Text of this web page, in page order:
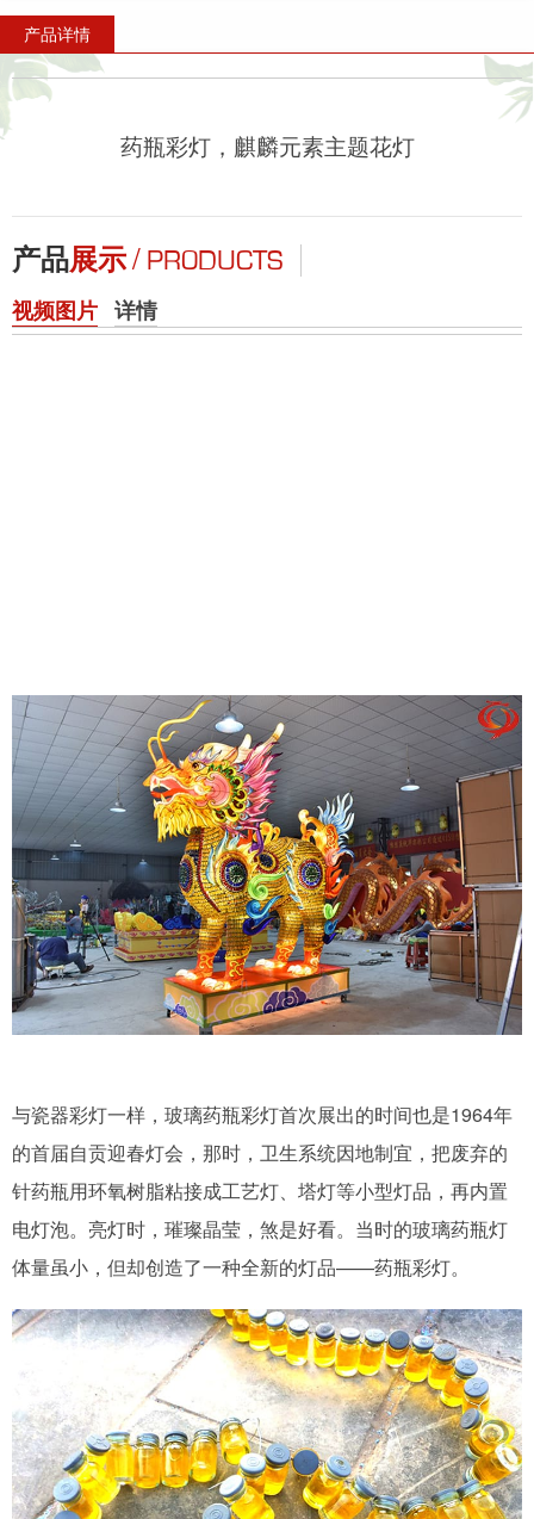
产品详情
药瓶彩灯，麒麟元素主题花灯
产品展示/ PRODUCTS
视频图片 详情
与瓷器彩灯一样，玻璃药瓶彩灯首次展出的时间也是1964年
的首届自贡迎春灯会，那时，卫生系统因地制宜，把废弃的
针药瓶用环氧树脂粘接成工艺灯、塔灯等小型灯品，再内置
电灯泡。亮灯时，璀璨晶莹，煞是好看。当时的玻璃药瓶灯
体量虽小，但却创造了一种全新的灯品——药瓶彩灯。